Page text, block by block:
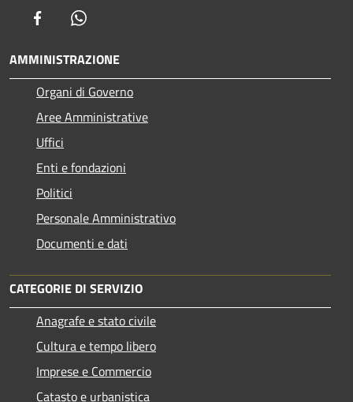
Facebook
AMMINISTRAZIONE
Organi di Governo
Aree Amministrative
Uffici
Enti e fondazioni
Politici
Personale Amministrativo
Documenti e dati
CATEGORIE DI SERVIZIO
Anagrafe e stato civile
Cultura e tempo libero
Imprese e Commercio
Catasto e urbanistica